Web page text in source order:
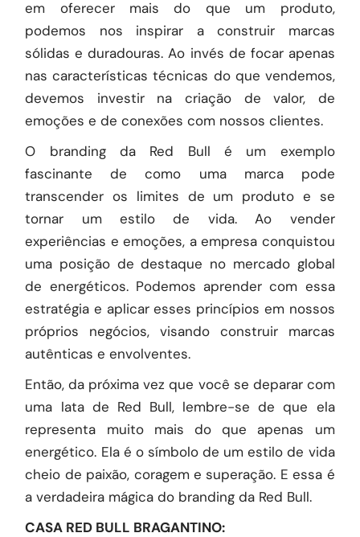
em oferecer mais do que um produto,
podemos nos inspirar a construir marcas
sólidas e duradouras. Ao invés de focar apenas
nas características técnicas do que vendemos,
devemos investir na criação de valor, de
emoções e de conexões com nossos clientes.
O branding da Red Bull é um exemplo
fascinante de como uma marca pode
transcender os limites de um produto e se
tornar um estilo de vida. Ao vender
experiências e emoções, a empresa conquistou
uma posição de destaque no mercado global
de energéticos. Podemos aprender com essa
estratégia e aplicar esses princípios em nossos
próprios negócios, visando construir marcas
autênticas e envolventes.
Então, da próxima vez que você se deparar com
uma lata de Red Bull, lembre-se de que ela
representa muito mais do que apenas um
energético. Ela é o símbolo de um estilo de vida
cheio de paixão, coragem e superação. E essa é
a verdadeira mágica do branding da Red Bull.
CASA RED BULL BRAGANTINO: